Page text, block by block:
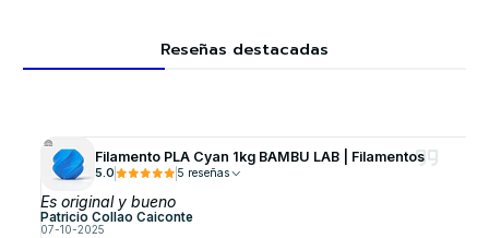
Reseñas destacadas
Filamento PLA Cyan 1kg BAMBU LAB | Filamentos
5.0 5 reseñas
Es original y bueno
Patricio Collao Caiconte
07-10-2025